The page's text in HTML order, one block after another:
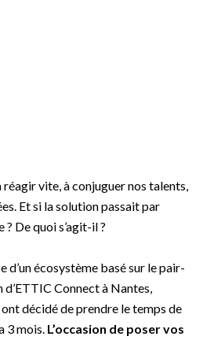
réagir vite, à conjuguer nos talents,
Et si la solution passait par
De quoi s’agit-il ?
d’un écosystème basé sur le pair-
d’ETTIC Connect à Nantes,
décidé de prendre le temps de
3 mois. L’occasion de poser vos